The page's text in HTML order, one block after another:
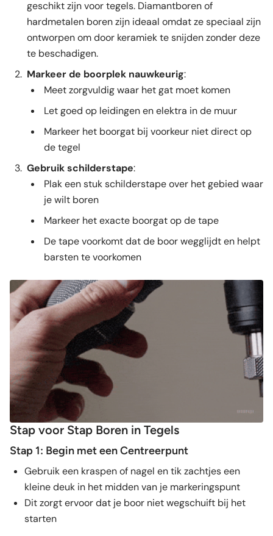
geschikt zijn voor tegels. Diamantboren of
hardmetalen boren zijn ideaal omdat ze speciaal zijn
ontworpen om door keramiek te snijden zonder deze
te beschadigen.
Markeer de boorplek nauwkeurig:
Meet zorgvuldig waar het gat moet komen
Let goed op leidingen en elektra in de muur
Markeer het boorgat bij voorkeur niet direct op
de tegel
Gebruik schilderstape:
Plak een stuk schilderstape over het gebied waar
je wilt boren
Markeer het exacte boorgat op de tape
De tape voorkomt dat de boor wegglijdt en helpt
barsten te voorkomen
Stap voor Stap Boren in Tegels
Stap 1: Begin met een Centreerpunt
Gebruik een kraspen of nagel en tik zachtjes een
kleine deuk in het midden van je markeringspunt
Dit zorgt ervoor dat je boor niet wegschuift bij het
starten